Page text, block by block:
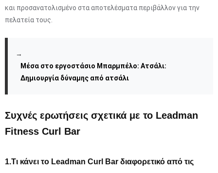
και προσανατολισμένο στα αποτελέσματα περιβάλλον για την
πελατεία τους.
→
Μέσα στο εργοστάσιο Μπαρμπέλο: Ατσάλι:
Δημιουργία δύναμης από ατσάλι
Συχνές ερωτήσεις σχετικά με το Leadman
Fitness Curl Bar
1.Τι κάνει το Leadman Curl Bar διαφορετικό από τις